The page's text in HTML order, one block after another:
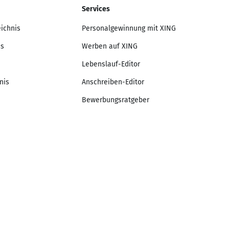
Services
Personalgewinnung mit XING
Werben auf XING
Lebenslauf-Editor
Anschreiben-Editor
Bewerbungsratgeber